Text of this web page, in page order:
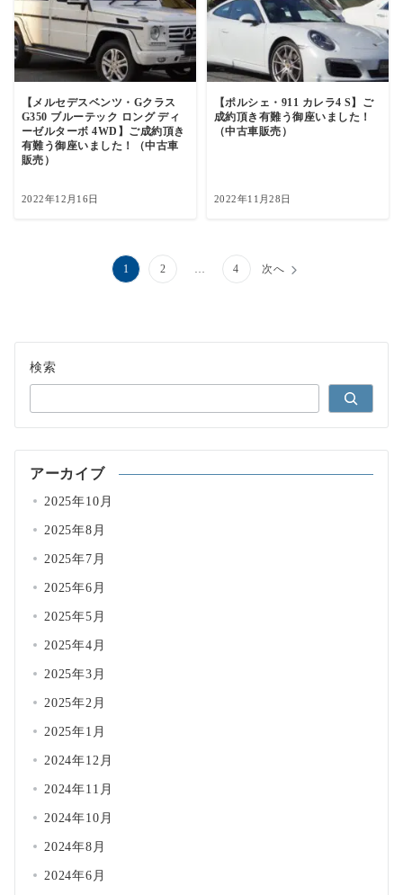
【メルセデスベンツ・Gクラス
G350 ブルーテック ロング ディ
ーゼルターボ 4WD】ご成約頂き
有難う御座いました！（中古車
販売）
2022年12月16日
【ポルシェ・911 カレラ4 S】ご
成約頂き有難う御座いました！
（中古車販売）
2022年11月28日
ペ
ー
ジ
送
り
1 2 … 4 次へ
検索
アーカイブ
2025年10月
2025年8月
2025年7月
2025年6月
2025年5月
2025年4月
2025年3月
2025年2月
2025年1月
2024年12月
2024年11月
2024年10月
2024年8月
2024年6月